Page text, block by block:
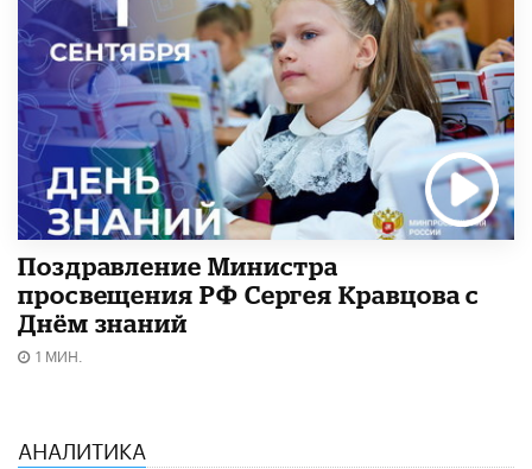
Поздравление Министра
просвещения РФ Сергея Кравцова с
Днём знаний
1 МИН.
АНАЛИТИКА